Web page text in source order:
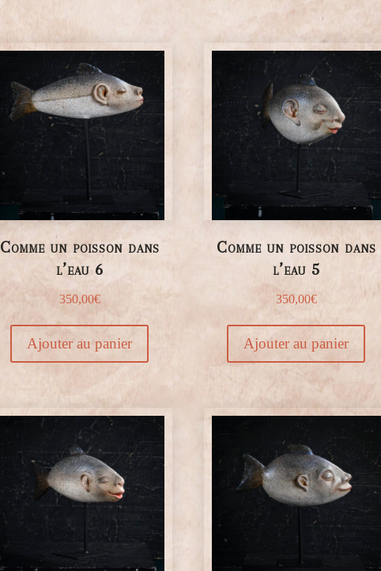
Comme un poisson dans
l’eau 6
350,00€
Ajouter au panier
Comme un poisson dans
l’eau 5
350,00€
Ajouter au panier